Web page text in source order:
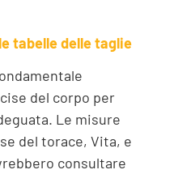
tabelle delle taglie
del corpo per
Le misure
del torace, Vita, e
consultare